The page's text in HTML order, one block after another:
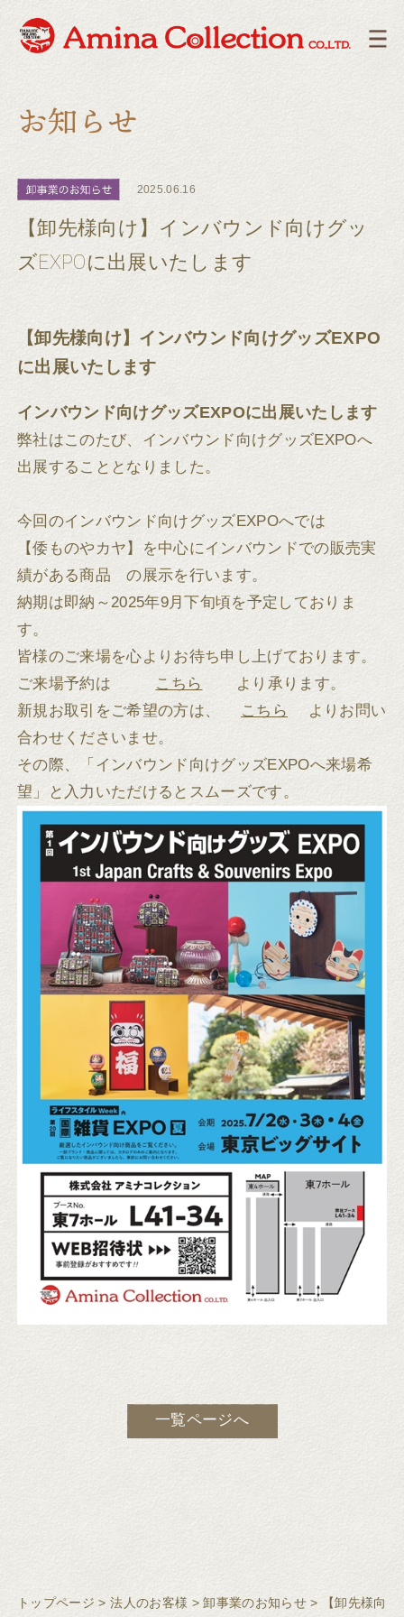
2025.06.16
【卸先様向け】インバウンド向けグッ
ズEXPOに出展いたします
【卸先様向け】インバウンド向けグッズEXPO
に出展いたします
インバウンド向けグッズEXPOに出展いたします
弊社はこのたび、インバウンド向けグッズEXPOへ
出展することとなりました。
今回のインバウンド向けグッズEXPOへでは
【倭ものやカヤ】を中心にインバウンドでの販売実
績がある商品 の展示を行います。
納期は即納～2025年9月下旬頃を予定しておりま
す。
皆様のご来場を心よりお待ち申し上げております。
ご来場予約は こちら
より承ります。
新規お取引をご希望の方は、 こちら
よりお問い
合わせくださいませ。
その際、「インバウンド向けグッズEXPOへ来場希
望」と入力いただけるとスムーズです。
一覧ページへ
トップページ > 法人のお客様 > 卸事業のお知らせ > 【卸先様向